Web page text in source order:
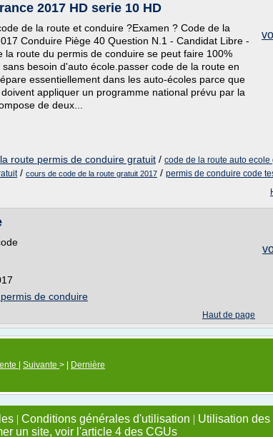
2017 HD serie 10 HD
de la route et conduire ?Examen ? Code de la
Conduire Piège 40 Question N.1 - Candidat Libre -
la route du permis de conduire se peut faire 100%
besoin d'auto école.passer code de la route en
essentiellement dans les auto-écoles parce que
appliquer un programme national prévu par la
de deux...
route permis de conduire gratuit / code de la route auto ecole
/ cours de code de la route gratuit 2017 / permis de conduire code
de conduire
Haut de page
Suivante > |
Dernière
| Conditions générales d'utilisation | Utilisation des
un site, voir l'article 4 des CGUs